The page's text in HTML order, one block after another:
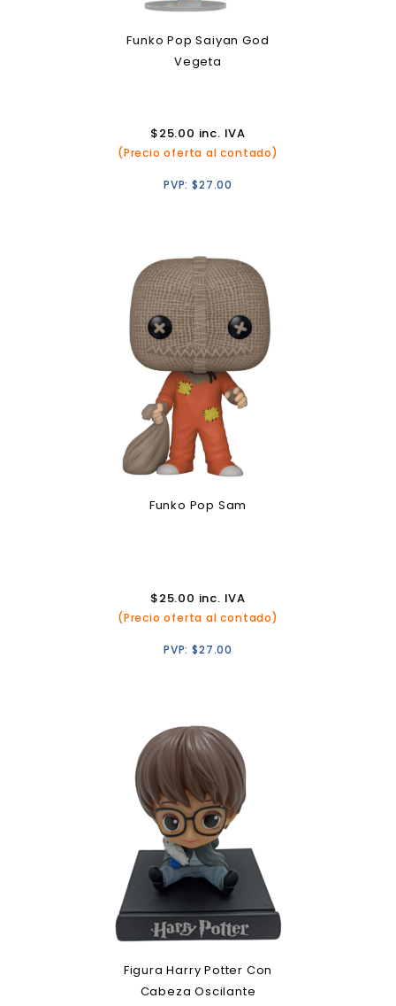
Funko Pop Saiyan God
Vegeta
$25.00 inc. IVA
(Precio oferta al contado)
PVP:$27.00
Funko Pop Sam
$25.00 inc. IVA
(Precio oferta al contado)
PVP:$27.00
Figura Harry Potter Con
Cabeza Oscilante